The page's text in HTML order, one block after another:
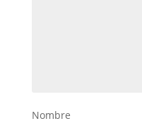
Nombre